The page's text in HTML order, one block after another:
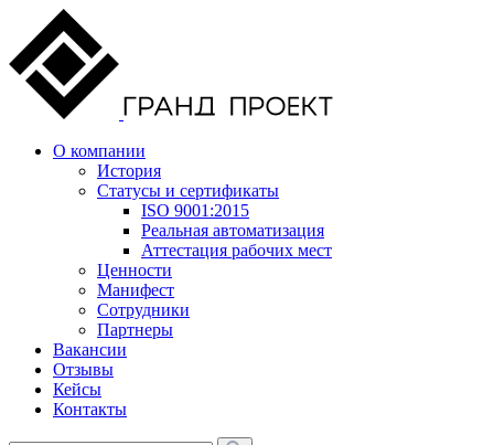
О компании
История
Статусы и сертификаты
ISO 9001:2015
Реальная автоматизация
Аттестация рабочих мест
Ценности
Манифест
Сотрудники
Партнеры
Вакансии
Отзывы
Кейсы
Контакты